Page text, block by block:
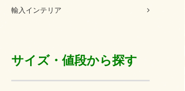
輸入インテリア
サイズ・値段から探す